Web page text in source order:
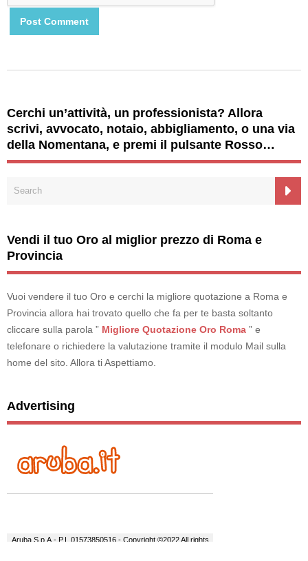
Cerchi un’attività, un professionista? Allora
scrivi, avvocato, notaio, abbigliamento, o una via
della Nomentana, e premi il pulsante Rosso…
Vendi il tuo Oro al miglior prezzo di Roma e
Provincia
Vuoi vendere il tuo Oro e cerchi la migliore quotazione a Roma e
Provincia allora hai trovato quello che fa per te basta soltanto
cliccare sulla parola ” Migliore Quotazione Oro Roma ” e
telefonare o richiedere la valutazione tramite il modulo Mail sulla
home del sito. Allora ti Aspettiamo.
Advertising